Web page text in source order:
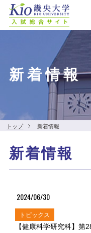
新着情報
トップ 新着情報
新着情報
2024/06/30
トピックス
【健康科学研究科】第